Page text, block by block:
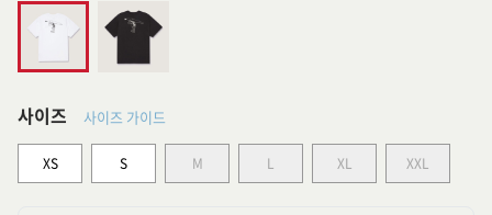
사이즈 사이즈 가이드
XS S M L XL XXL